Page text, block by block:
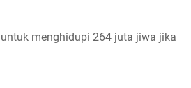
menghidupi 264 juta jiwa jika